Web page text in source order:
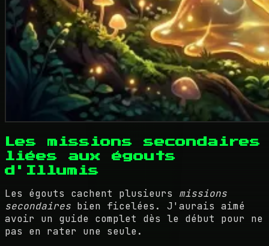
Les missions secondaires
liées aux égouts
d'Illumis
Les égouts cachent plusieurs missions
secondaires bien ficelées. J'aurais aimé
avoir un guide complet dès le début pour ne
pas en rater une seule.